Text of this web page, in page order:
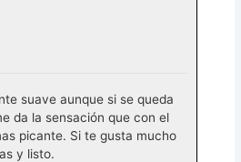
suave aunque si se queda
da la sensación que con el
picante. Si te gusta mucho
y listo.